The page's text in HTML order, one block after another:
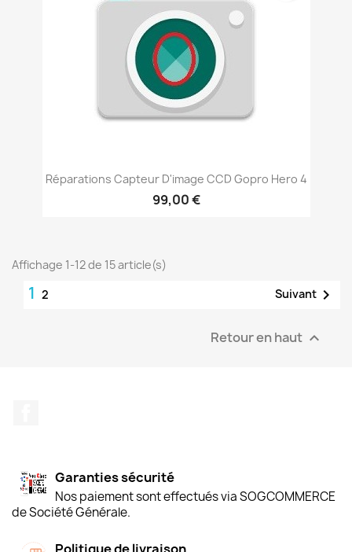
Réparations Capteur D'image CCD Gopro Hero 4
99,00 €
Affichage 1-12 de 15 article(s)
1 2 Suivant 
Retour en haut 
Garanties sécurité
Nos paiement sont effectués via SOGCOMMERCE
de Société Générale.